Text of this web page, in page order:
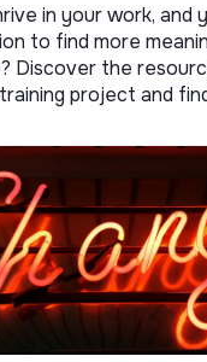
in your work, and
to find more
Discover the
project and